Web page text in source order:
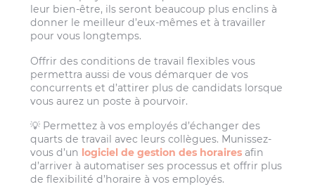
leur bien-être, ils seront beaucoup plus enclins à
donner le meilleur d’eux-mêmes et à travailler
pour vous longtemps.
Offrir des conditions de travail flexibles vous
permettra aussi de vous démarquer de vos
concurrents et d’attirer plus de candidats lorsque
vous aurez un poste à pourvoir.
💡 Permettez à vos employés d’échanger des
quarts de travail avec leurs collègues. Munissez-
vous d’un logiciel de gestion des horaires afin
d’arriver à automatiser ses processus et offrir plus
de flexibilité d’horaire à vos employés.